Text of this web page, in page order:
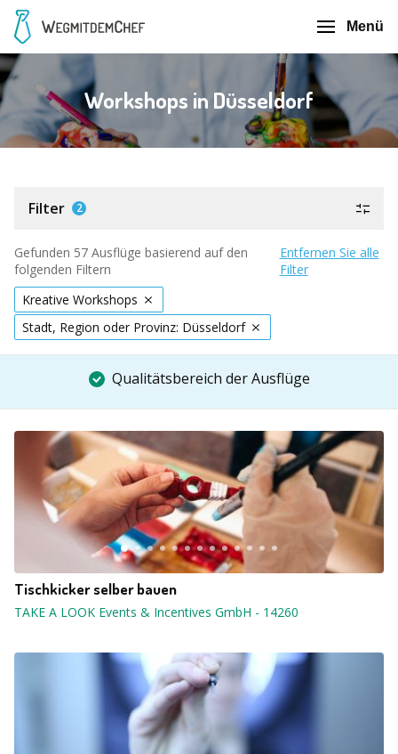
Menü
Workshops in Düsseldorf
Filter 2
Gefunden 57 Ausflüge basierend auf den
folgenden Filtern
Entfernen Sie alle
Filter
Kreative Workshops
Stadt, Region oder Provinz: Düsseldorf
Qualitätsbereich der Ausflüge
Tischkicker selber bauen
TAKE A LOOK Events & Incentives GmbH - 14260